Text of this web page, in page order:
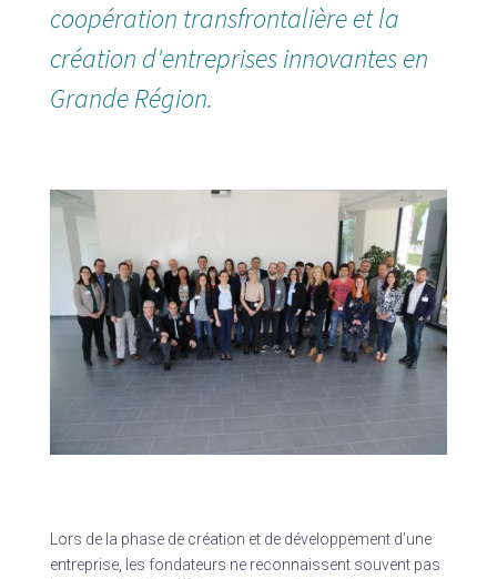
coopération transfrontalière et la
création d'entreprises innovantes en
Grande Région.
Lors de la phase de création et de développement d’une
entreprise, les fondateurs ne reconnaissent souvent pas